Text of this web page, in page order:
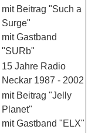
mit Beitrag "Such a
Surge"
mit Gastband
"SURb"
15 Jahre Radio
Neckar 1987 - 2002
mit Beitrag "Jelly
Planet"
mit Gastband "ELX"